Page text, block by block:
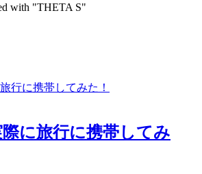
with "THETA S"
に旅行に携帯してみ